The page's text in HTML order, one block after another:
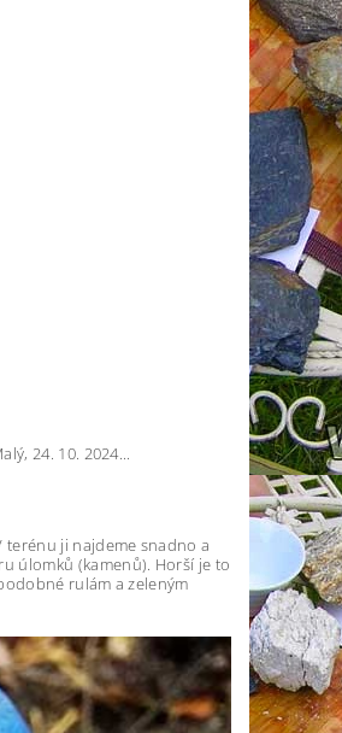
24. 10. 2024...
terénu ji najdeme snadno a
úlomků (kamenů). Horší je to
rulám a zeleným